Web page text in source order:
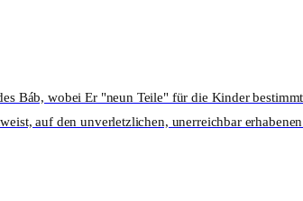
Báb, wobei Er "neun Teile" für die Kinder
auf den unverletzlichen, unerreichbar